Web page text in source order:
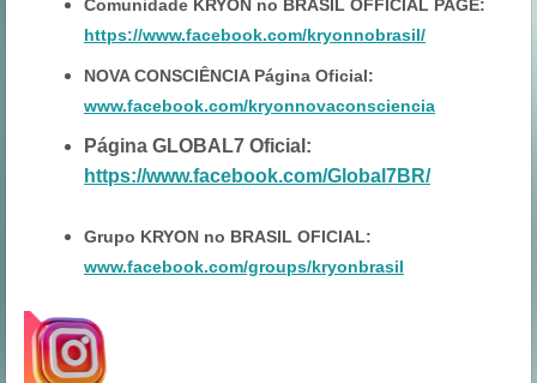
Comunidade KRYON no BRASIL OFFICIAL PAGE:
https://www.facebook.com/kryonnobrasil/
NOVA CONSCIÊNCIA Página Oficial:
www.facebook.com/kryonnovaconsciencia
Página GLOBAL7 Oficial:
https://www.facebook.com/Global7BR/
Grupo KRYON no BRASIL OFICIAL:
www.facebook.com/groups/kryonbrasil